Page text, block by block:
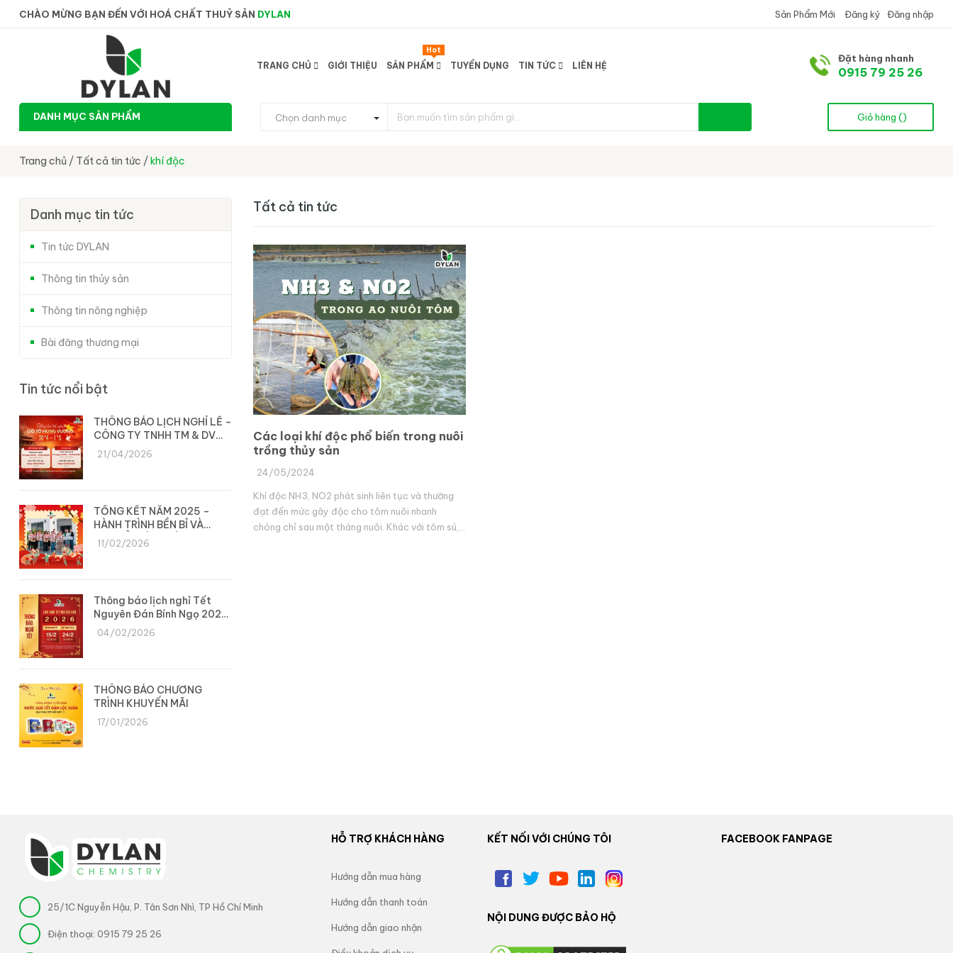
CHÀO MỪNG BẠN ĐẾN VỚI HOÁ CHẤT THUỶ SẢN DYLAN Đăng ký Đăng nhập
Sản Phẩm Mới
TRANG CHỦ GIỚI THIỆU SẢN PHẨM
Hot
TUYỂN DỤNG TIN TỨC LIÊN HỆ
Đặt hàng nhanh
0915 79 25 26
DANH MỤC SẢN PHẨM Chọn danh mục Giỏ hàng ()
Trang chủ / Tất cả tin tức /khí độc
Tất cả tin tức
Các loại khí độc phổ biến trong nuôi
trồng thủy sản
24/05/2024
Khí độc NH3, NO2 phát sinh liên tục và thường
đạt đến mức gây độc cho tôm nuôi nhanh
chóng chỉ sau một tháng nuôi. Khác với tôm sú,
Danh mục tin tức
Tin tức DYLAN
Thông tin thủy sản
Thông tin nông nghiệp
Bài đăng thương mại
Tin tức nổi bật
THÔNG BÁO LỊCH NGHỈ LỄ –
CÔNG TY TNHH TM & DV
DYLAN
21/04/2026
TỔNG KẾT NĂM 2025 –
HÀNH TRÌNH BỀN BỈ VÀ
CHUYỂN MÌNH CÙNG DYLAN
11/02/2026
Thông báo lịch nghỉ Tết
Nguyên Đán Bính Ngọ 2026
– Công ty Dylan
04/02/2026
THÔNG BÁO CHƯƠNG
TRÌNH KHUYẾN MÃI
17/01/2026
25/1C Nguyễn Hậu, P. Tân Sơn Nhì, TP Hồ Chí Minh
Điện thoại: 0915 79 25 26
HỖ TRỢ KHÁCH HÀNG
Hướng dẫn mua hàng
Hướng dẫn thanh toán
Hướng dẫn giao nhận
KẾT NỐI VỚI CHÚNG TÔI
NỘI DUNG ĐƯỢC BẢO HỘ
FACEBOOK FANPAGE